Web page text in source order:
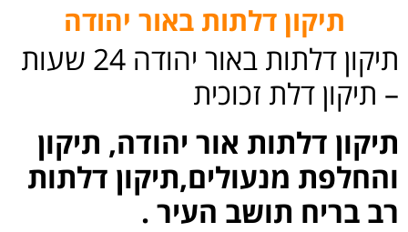
תיקון דלתות באור יהודה
תיקון דלתות באור יהודה 24 שעות
– תיקון דלת זכוכית
תיקון דלתות אור יהודה, תיקון
והחלפת מנעולים,תיקון דלתות
רב בריח תושב העיר .